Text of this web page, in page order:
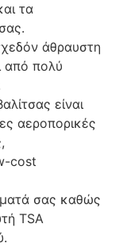
τα
άθραυστη
από πολύ
είναι
αεροπορικές
cost
σας καθώς
TSA